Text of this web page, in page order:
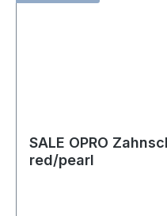
SALE OPRO
red/pearl